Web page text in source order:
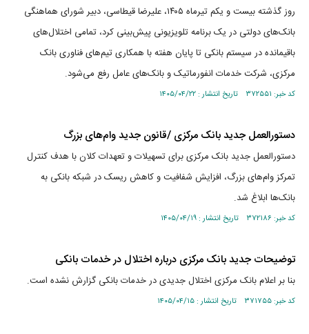
روز گذشته بیست و یکم تیرماه ۱۴۰۵، علیرضا قیطاسی، دبیر شورای هماهنگی
بانک‌های دولتی در یک برنامه تلویزیونی پیش‌بینی کرد، تمامی اختلال‌های
باقیمانده در سیستم بانکی تا پایان هفته با همکاری تیم‌های فناوری بانک
مرکزی، شرکت خدمات انفورماتیک و بانک‌های عامل رفع می‌شود.
کد خبر: ۳۷۲۵۵۱ تاریخ انتشار : ۱۴۰۵/۰۴/۲۲
دستورالعمل جدید بانک مرکزی /قانون جدید وام‌های بزرگ
دستورالعمل جدید بانک مرکزی برای تسهیلات و تعهدات کلان با هدف کنترل
تمرکز وام‌های بزرگ، افزایش شفافیت و کاهش ریسک در شبکه بانکی به
بانک‌ها ابلاغ شد.
کد خبر: ۳۷۲۱۸۶ تاریخ انتشار : ۱۴۰۵/۰۴/۱۹
توضیحات جدید بانک مرکزی درباره اختلال در خدمات بانکی
بنا بر اعلام بانک مرکزی اختلال جدیدی در خدمات بانکی گزارش نشده است.
کد خبر: ۳۷۱۷۵۵ تاریخ انتشار : ۱۴۰۵/۰۴/۱۵